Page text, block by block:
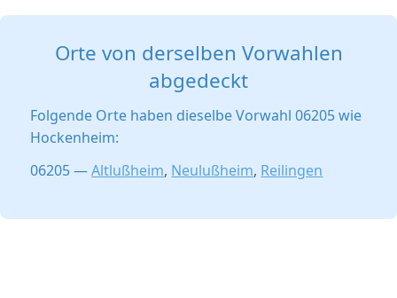
Orte von derselben Vorwahlen
abgedeckt
Folgende Orte haben dieselbe Vorwahl 06205 wie
Hockenheim:
06205 —Altlußheim, Neulußheim, Reilingen